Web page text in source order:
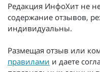
Редакция ИнфоХит не
содержание отзывов,
индивидуальны.
Размещая отзыв или
правилами и даете